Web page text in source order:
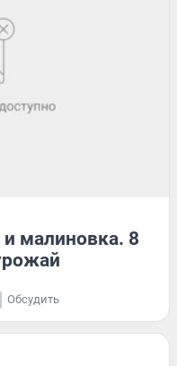
и малиновка. 8
Обсудить